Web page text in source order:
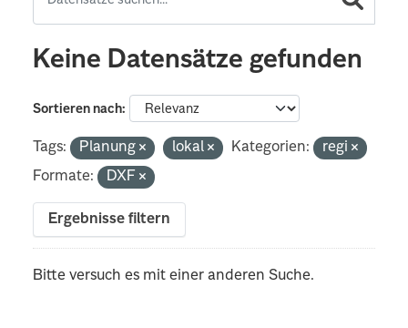
Keine Datensätze gefunden
Sortieren nach
Tags: Planung lokal Kategorien:
regi
Formate:
DXF
Ergebnisse filtern
Bitte versuch es mit einer anderen Suche.